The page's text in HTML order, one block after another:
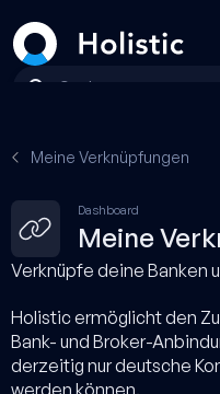
Suchen
1T
Meine Verknüpfungen
Dashboard
Meine
Verknüpfe deine Banken
Holistic ermöglicht den
Bank- und Broker-
derzeitig nur deutsche
werden können.